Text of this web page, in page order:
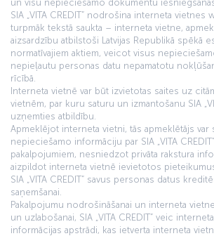
un visu nepieciešamo dokumentu
SIA „VITA CREDIT” nodrošina interneta vietnes
turpmāk tekstā saukta – interneta vietne,
aizsardzību atbilstoši Latvijas Republikā spēkā
normatīvajiem aktiem, veicot visus
nepieļautu personas datu nepamatotu
rīcībā.
Interneta vietnē var būt izvietotas saites uz
vietnēm, par kuru saturu un izmantošanu SIA
uzņemties atbildību.
Apmeklējot interneta vietni, tās apmeklētājs var
nepieciešamo informāciju par SIA „VITA
pakalpojumiem, nesniedzot privāta rakstura
aizpildot interneta vietnē ievietotos
SIA „VITA CREDIT” savus personas datus
saņemšanai.
Pakalpojumu nodrošināšanai un interneta
un uzlabošanai, SIA „VITA CREDIT” veic
informācijas apstrādi, kas ietverta interneta